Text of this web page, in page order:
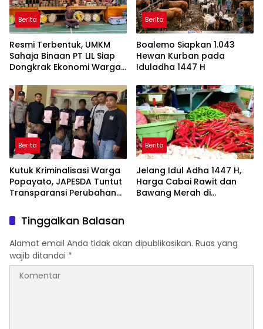
Berita
Resmi Terbentuk, UMKM
Sahaja Binaan PT LIL Siap
Dongkrak Ekonomi Warga
Berita
Boalemo Siapkan 1.043
Hewan Kurban pada
Iduladha 1447 H
Berita
Kutuk Kriminalisasi Warga
Popayato, JAPESDA Tuntut
Transparansi Perubahan
Berita
Jelang Idul Adha 1447 H,
Harga Cabai Rawit dan
Bawang Merah di
Tinggalkan Balasan
Alamat email Anda tidak akan dipublikasikan. Ruas yang
wajib ditandai *